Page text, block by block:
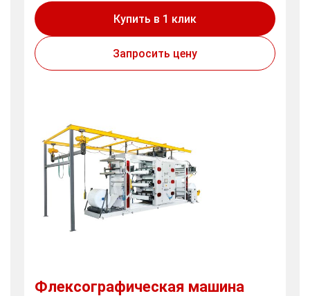
Купить в 1 клик
Запросить цену
Флексографическая машина